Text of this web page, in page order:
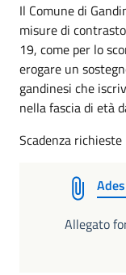
Il Comune di
misure di
19, come per lo
erogare un
gandinesi che
nella fascia di età
Scadenza
Allegato